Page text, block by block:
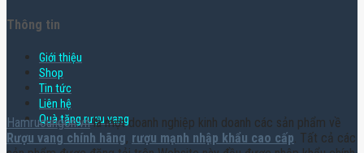
Thông tin
Giới thiệu
Shop
Tin tức
Liên hệ
Quà tặng rượu vang
Hamruoungon.vnlà một doanh nghiệp kinh doanh các sản phẩm về
Rượu vang chính hãng, rượu mạnh nhập khẩu cao cấp. Tất cả các